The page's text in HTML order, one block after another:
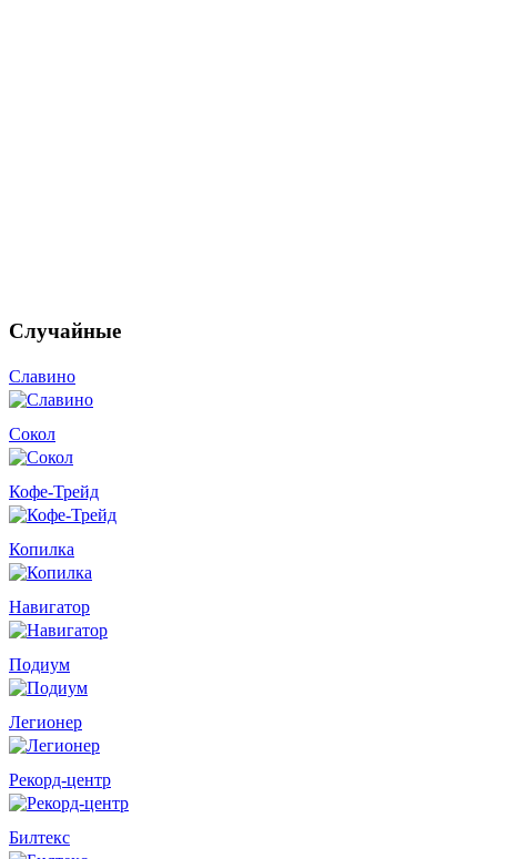
Случайные
Славино
Сокол
Кофе-Трейд
Копилка
Навигатор
Подиум
Легионер
Рекорд-центр
Билтекс